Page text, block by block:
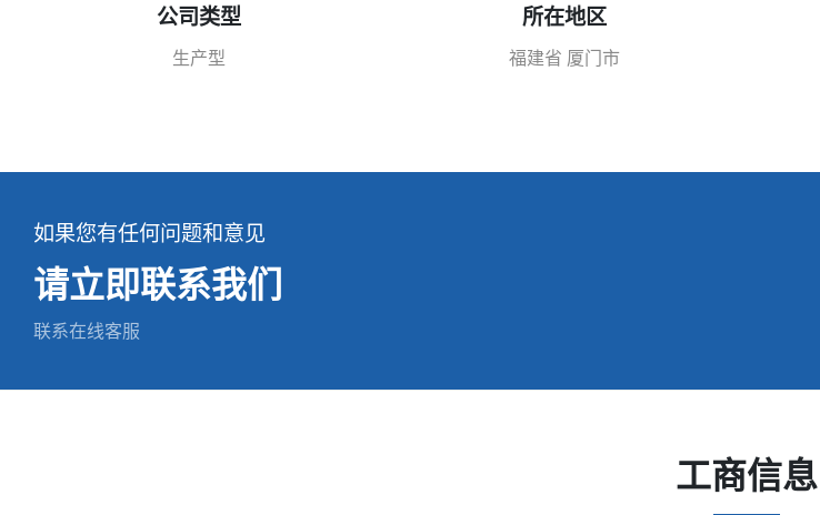
公司类型
生产型
所在地区
福建省 厦门市
如果您有任何问题和意见
请立即联系我们
联系在线客服
工商信息